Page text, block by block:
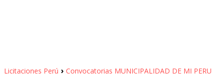
Licitaciones Perú › Convocatorias MUNICIPALIDAD DE MI PERU